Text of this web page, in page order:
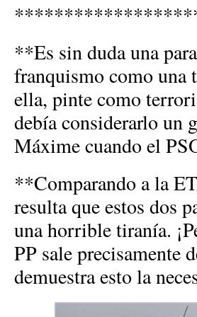
**Es sin duda una
franquismo como una
ella, pinte como
debía considerarlo un
Máxime cuando el
**Comparando a la
resulta que estos dos
una horrible tiranía.
PP sale precisamente
demuestra esto la